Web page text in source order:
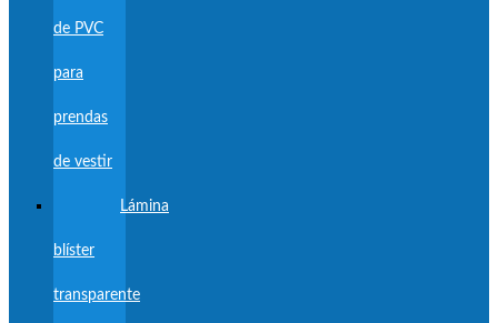
de PVC
para
prendas
de vestir
Lámina
blíster
transparente